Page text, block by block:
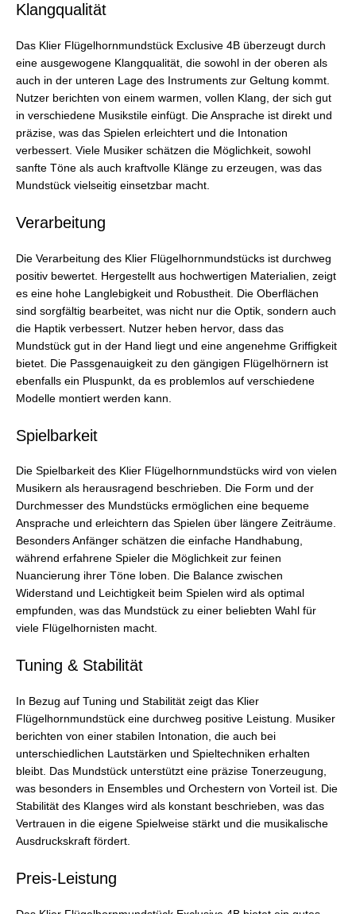
Klangqualität
Das Klier Flügelhornmundstück Exclusive 4B überzeugt durch
eine ausgewogene Klangqualität, die sowohl in der oberen als
auch in der unteren Lage des Instruments zur Geltung kommt.
Nutzer berichten von einem warmen, vollen Klang, der sich gut
in verschiedene Musikstile einfügt. Die Ansprache ist direkt und
präzise, was das Spielen erleichtert und die Intonation
verbessert. Viele Musiker schätzen die Möglichkeit, sowohl
sanfte Töne als auch kraftvolle Klänge zu erzeugen, was das
Mundstück vielseitig einsetzbar macht.
Verarbeitung
Die Verarbeitung des Klier Flügelhornmundstücks ist durchweg
positiv bewertet. Hergestellt aus hochwertigen Materialien, zeigt
es eine hohe Langlebigkeit und Robustheit. Die Oberflächen
sind sorgfältig bearbeitet, was nicht nur die Optik, sondern auch
die Haptik verbessert. Nutzer heben hervor, dass das
Mundstück gut in der Hand liegt und eine angenehme Griffigkeit
bietet. Die Passgenauigkeit zu den gängigen Flügelhörnern ist
ebenfalls ein Pluspunkt, da es problemlos auf verschiedene
Modelle montiert werden kann.
Spielbarkeit
Die Spielbarkeit des Klier Flügelhornmundstücks wird von vielen
Musikern als herausragend beschrieben. Die Form und der
Durchmesser des Mundstücks ermöglichen eine bequeme
Ansprache und erleichtern das Spielen über längere Zeiträume.
Besonders Anfänger schätzen die einfache Handhabung,
während erfahrene Spieler die Möglichkeit zur feinen
Nuancierung ihrer Töne loben. Die Balance zwischen
Widerstand und Leichtigkeit beim Spielen wird als optimal
empfunden, was das Mundstück zu einer beliebten Wahl für
viele Flügelhornisten macht.
Tuning & Stabilität
In Bezug auf Tuning und Stabilität zeigt das Klier
Flügelhornmundstück eine durchweg positive Leistung. Musiker
berichten von einer stabilen Intonation, die auch bei
unterschiedlichen Lautstärken und Spieltechniken erhalten
bleibt. Das Mundstück unterstützt eine präzise Tonerzeugung,
was besonders in Ensembles und Orchestern von Vorteil ist. Die
Stabilität des Klanges wird als konstant beschrieben, was das
Vertrauen in die eigene Spielweise stärkt und die musikalische
Ausdruckskraft fördert.
Preis-Leistung